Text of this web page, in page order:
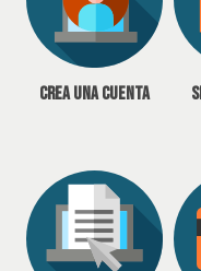
Crea una cuenta